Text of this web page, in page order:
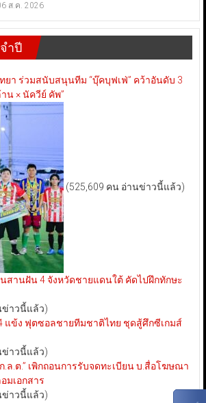
ส.ค. 2026
ำปี
ยา ร่วมสนับสนุนทีม “บุ๊คบุฟเฟ่” คว้าอันดับ 3
น × นัควีย์ คัพ”
(525,609 คน อ่านข่าวนี้แล้ว)
สานฝัน 4 จังหวัดชายแดนใต้ คัดไปฝึกทักษะ
ข่าวนี้แล้ว)
แข้ง ฟุตซอลชายทีมชาติไทย ชุดสู้ศึกซีเกมส์
ข่าวนี้แล้ว)
.ล.ต.” เพิกถอนการรับจดทะเบียน บ.สื่อโฆษณา
มเอกสาร
ข่าวนี้แล้ว)